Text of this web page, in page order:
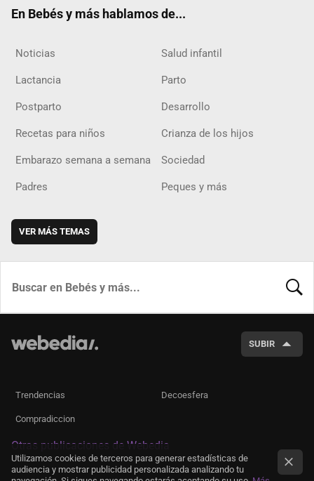
En Bebés y más hablamos de...
Noticias Salud infantil
Lactancia Parto
Postparto Desarrollo
Recetas para niños Crianza de los hijos
Embarazo semana a semana Sociedad
Padres Peques y más
VER MÁS TEMAS
SUBIR
Trendencias Decoesfera
Compradiccion
Otras publicaciones de Webedia
Utilizamos cookies de terceros para generar estadísticas de
audiencia y mostrar publicidad personalizada analizando tu